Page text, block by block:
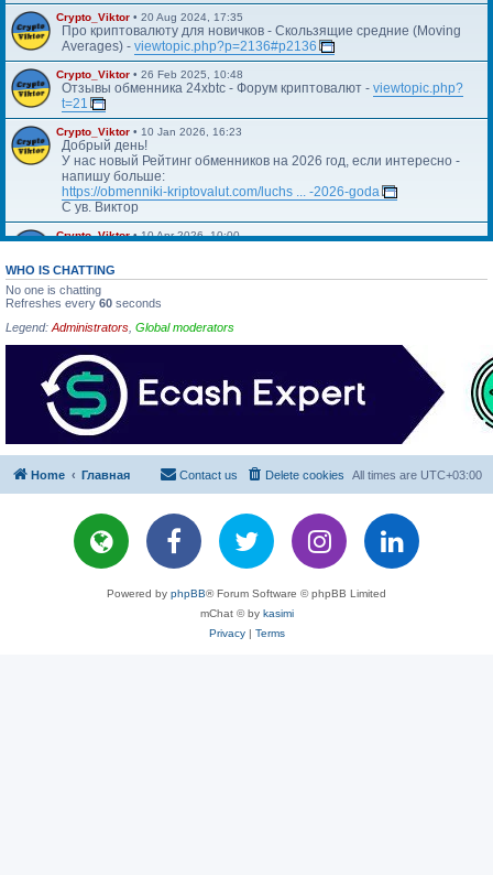
Crypto_Viktor • 20 Aug 2024, 17:35
Про криптовалюту для новичков - Скользящие средние (Moving
Averages) - viewtopic.php?p=2136#p2136
Crypto_Viktor • 26 Feb 2025, 10:48
Отзывы обменника 24xbtc - Форум криптовалют - viewtopic.php?
t=21
Crypto_Viktor • 10 Jan 2026, 16:23
Добрый день!
У нас новый Рейтинг обменников на 2026 год, если интересно -
напишу больше:
https://obmenniki-kriptovalut.com/luchs ... -2026-goda
С ув. Виктор
Crypto_Viktor•10 Apr 2026, 10:00
WHO IS CHATTING
No one is chatting
Refreshes every 60 seconds
Legend: Administrators Global moderators
Home Главная All times are UTC+03:00
Delete cookies
Contact us
Powered by phpBB® Forum Software © phpBB Limited
mChat © by kasimi
Privacy| Terms